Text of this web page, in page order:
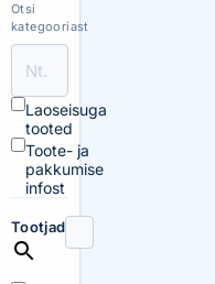
Otsi
kategooriast
Laoseisuga
tooted
Toote- ja
pakkumise
infost
Tootjad